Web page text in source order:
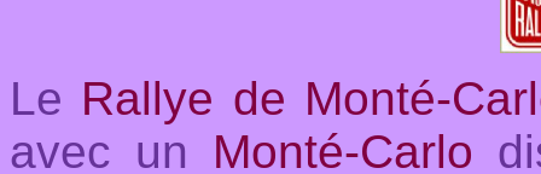
Le Rallye de Monté-
avec un Monté-Carlo